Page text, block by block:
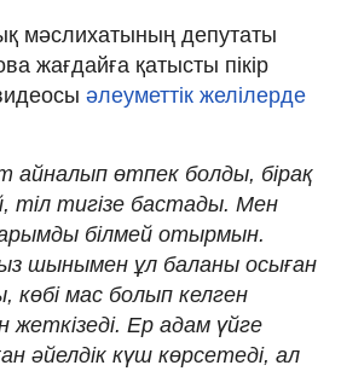
мәслихатының депутаты
жағдайға қатысты пікір
әлеуметтік желілерде
айналып өтпек болды, бірақ
тіл тигізе бастады. Мен
білмей отырмын.
шынымен ұл баланы осыған
көбі мас болып келген
жеткізеді. Ер адам үйге
әйелдік күш көрсетеді, ал